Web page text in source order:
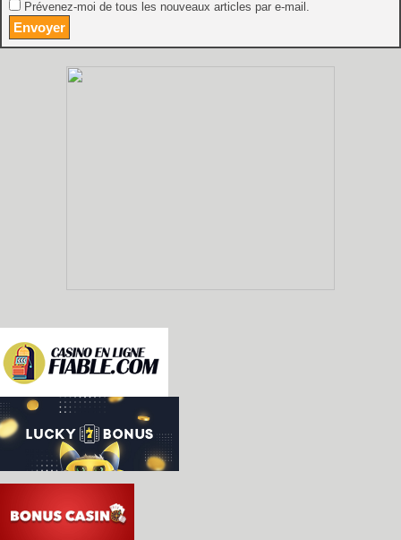
Prévenez-moi de tous les nouveaux articles par e-mail.